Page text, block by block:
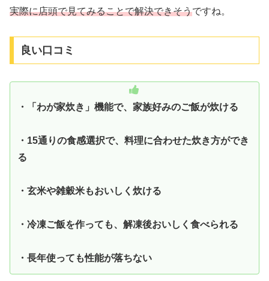
実際に店頭で見てみることで解決できそうですね。
良い口コミ
・「わが家炊き」機能で、家族好みのご飯が炊ける
・15通りの食感選択で、料理に合わせた炊き方ができ
る
・玄米や雑穀米もおいしく炊ける
・冷凍ご飯を作っても、解凍後おいしく食べられる
・長年使っても性能が落ちない